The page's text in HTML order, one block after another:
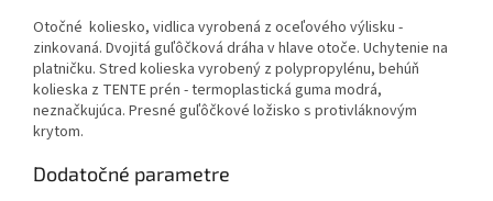
Otočné koliesko, vidlica vyrobená z oceľového výlisku -
zinkovaná. Dvojitá guľôčková dráha v hlave otoče. Uchytenie na
platničku. Stred kolieska vyrobený z polypropylénu, behúň
kolieska z TENTE prén - termoplastická guma modrá,
neznačkujúca. Presné guľôčkové ložisko s protivláknovým
krytom.
Dodatočné parametre